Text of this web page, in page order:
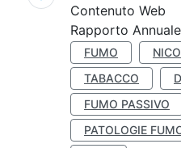
Contenuto Web
Rapporto
FUMO
TABACCO
FUMO PASSIVO
PATOLOGIE